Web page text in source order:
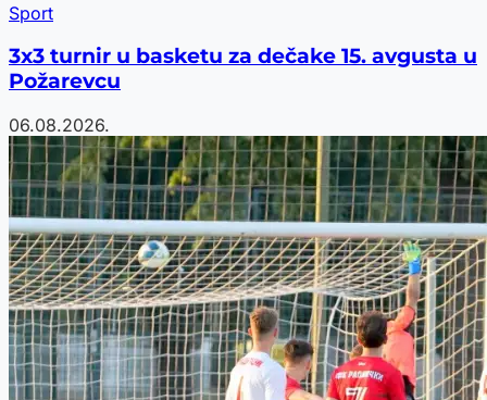
Sport
3x3 turnir u basketu za dečake 15. avgusta u
Požarevcu
06.08.2026.